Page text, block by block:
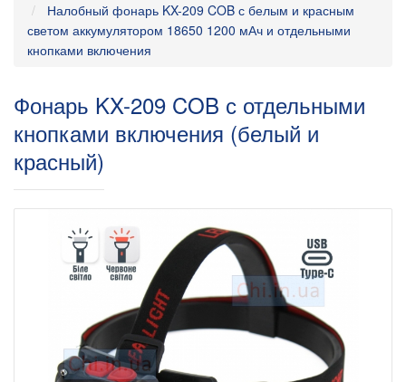
Налобный фонарь KX-209 COB с белым и красным
светом аккумулятором 18650 1200 мАч и отдельными
кнопками включения
Фонарь KX-209 COB с отдельными
кнопками включения (белый и
красный)